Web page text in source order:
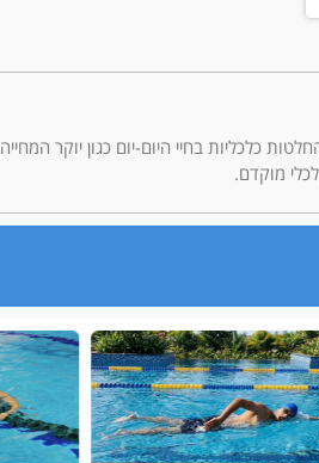
החלטות כלכליות בחיי היום-יום כגון יוקר המחייה